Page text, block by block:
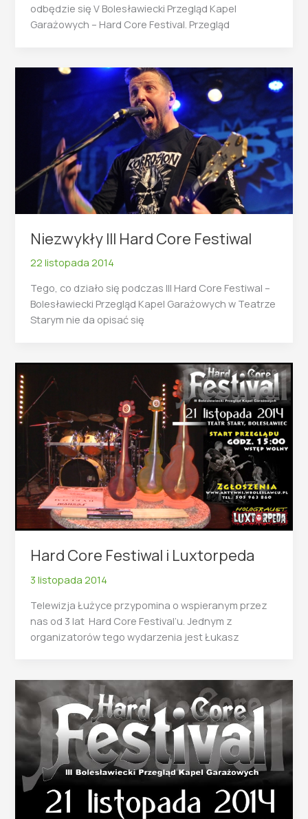
odbędzie się V Bolesławiecki Przegląd Kapel
Garażowych – Hard Core Festival. Przegląd
Niezwykły III Hard Core Festiwal
22 listopada 2014
Tego, co działo się podczas III Hard Core Festiwal –
Bolesławiecki Przegląd Kapel Garażowych w Teatrze
Starym nie da opisać się
Hard Core Festiwal i Luxtorpeda
3 listopada 2014
Telewizja Łużyce przypomina o wspieranym przez
nas od 3 lat Hard Core Festival’u. Jednym z
organizatorów tego wydarzenia jest Łukasz